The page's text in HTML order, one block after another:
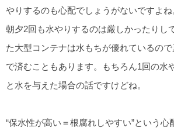
やりするのも心配でしょうがないですよ
朝夕2回も水やりするのは厳しかったりし
た大型コンテナは水もちが優れているの
で済むこともあります。もちろん1回の水
と水を与えた場合の話ですけどね。
“保水性が高い＝根腐れしやすい”という心